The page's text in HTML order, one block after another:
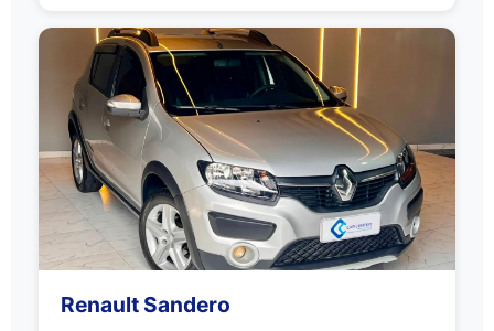
Renault Sandero